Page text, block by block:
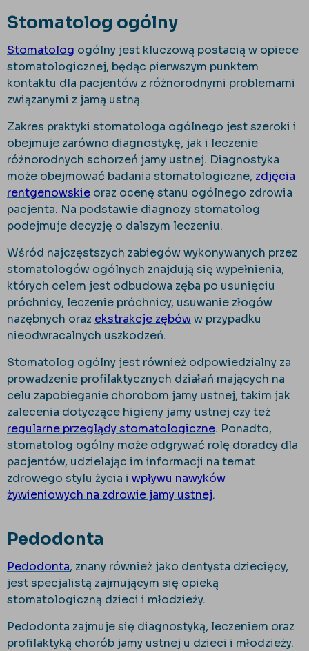
Stomatolog ogólny
Stomatolog ogólny jest kluczową postacią w opiece
stomatologicznej, będąc pierwszym punktem
kontaktu dla pacjentów z różnorodnymi problemami
związanymi z jamą ustną.
Zakres praktyki stomatologa ogólnego jest szeroki i
obejmuje zarówno diagnostykę, jak i leczenie
różnorodnych schorzeń jamy ustnej. Diagnostyka
może obejmować badania stomatologiczne, zdjęcia
rentgenowskie oraz ocenę stanu ogólnego zdrowia
pacjenta. Na podstawie diagnozy stomatolog
podejmuje decyzję o dalszym leczeniu.
Wśród najczęstszych zabiegów wykonywanych przez
stomatologów ogólnych znajdują się wypełnienia,
których celem jest odbudowa zęba po usunięciu
próchnicy, leczenie próchnicy, usuwanie złogów
nazębnych oraz ekstrakcje zębóww przypadku
nieodwracalnych uszkodzeń.
Stomatolog ogólny jest również odpowiedzialny za
prowadzenie profilaktycznych działań mających na
celu zapobieganie chorobom jamy ustnej, takim jak
zalecenia dotyczące higieny jamy ustnej czy też
regularne przeglądy stomatologiczne. Ponadto,
stomatolog ogólny może odgrywać rolę doradcy dla
pacjentów, udzielając im informacji na temat
zdrowego stylu życia i wpływu nawyków
żywieniowych na zdrowie jamy ustnej.
Pedodonta
Pedodonta, znany również jako dentysta dziecięcy,
jest specjalistą zajmującym się opieką
stomatologiczną dzieci i młodzieży.
Pedodonta zajmuje się diagnostyką, leczeniem oraz
profilaktyką chorób jamy ustnej u dzieci i młodzieży.